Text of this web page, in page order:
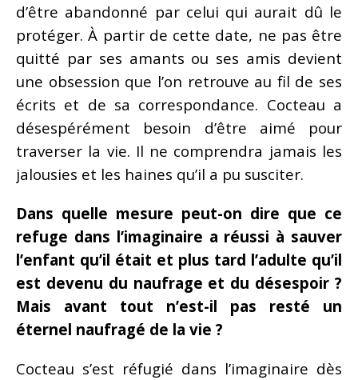
d’être abandonné par celui qui aurait dû le
protéger. À partir de cette date, ne pas être
quitté par ses amants ou ses amis devient
une obsession que l’on retrouve au fil de ses
écrits et de sa correspondance. Cocteau a
désespérément besoin d’être aimé pour
traverser la vie. Il ne comprendra jamais les
jalousies et les haines qu’il a pu susciter.
Dans quelle mesure peut-on dire que ce
refuge dans l’imaginaire a réussi à sauver
l’enfant qu’il était et plus tard l’adulte qu’il
est devenu du naufrage et du désespoir ?
Mais avant tout n’est-il pas resté un
éternel naufragé de la vie ?
Cocteau s’est réfugié dans l’imaginaire dès